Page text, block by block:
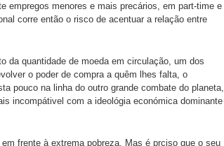
empregos menores e mais precários, em part-time e
corre então o risco de acentuar a relação entre
da quantidade de moeda em circulação, um dos
o poder de compra a quêm lhes falta, o
pouco na linha do outro grande combate do planeta,
incompátivel com a ideológia económica dominante
frente à extrema pobreza. Mas é prciso que o seu